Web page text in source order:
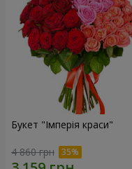
Букет "Імперія краси"
4 860 грн